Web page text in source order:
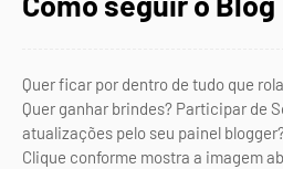
Quer ficar por dentro de tudo que
Quer ganhar brindes? Participar de
atualizações pelo seu painel
Clique conforme mostra a imagem